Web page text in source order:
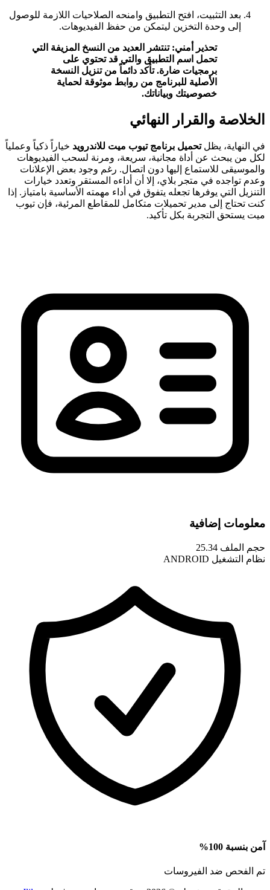
بعد التثبيت، افتح التطبيق وامنحه الصلاحيات اللازمة للوصول
إلى وحدة التخزين ليتمكن من حفظ الفيديوهات.
تحذير أمني: تنتشر العديد من النسخ المزيفة التي
تحمل اسم التطبيق والتي قد تحتوي على
برمجيات ضارة. تأكد دائماً من تنزيل النسخة
الأصلية للبرنامج من روابط موثوقة لحماية
خصوصيتك وبياناتك.
الخلاصة والقرار النهائي
في النهاية، يظلتحميل برنامج تيوب ميت للاندرويد خياراً ذكياً وعملياً
لكل من يبحث عن أداة مجانية، سريعة، ومرنة لسحب الفيديوهات
والموسيقى للاستماع إليها دون اتصال. رغم وجود بعض الإعلانات
وعدم تواجده في متجر بلاي، إلا أن أداءه المستقر وتعدد خيارات
التنزيل التي يوفرها تجعله يتفوق في أداء مهمته الأساسية بامتياز. إذا
كنت تحتاج إلى مدير تحميلات متكامل للمقاطع المرئية، فإن تيوب
ميت يستحق التجربة بكل تأكيد.
معلومات إضافية
حجم الملف 25.34
نظام التشغيل ANDROID
آمن بنسبة 100%
تم الفحص ضد الفيروسات